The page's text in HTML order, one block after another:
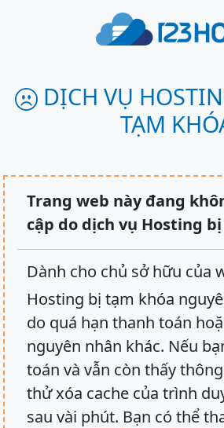
DỊCH VỤ
TẠM
Trang web này đang
cập do dịch vụ Hosting
Dành cho chủ sở hữu của
Hosting bị tạm khóa
do quá hạn thanh toán
nguyên nhân khác. Nếu
toán và vẫn còn thấy
thử xóa cache của trình
sau vài phút. Bạn có thể